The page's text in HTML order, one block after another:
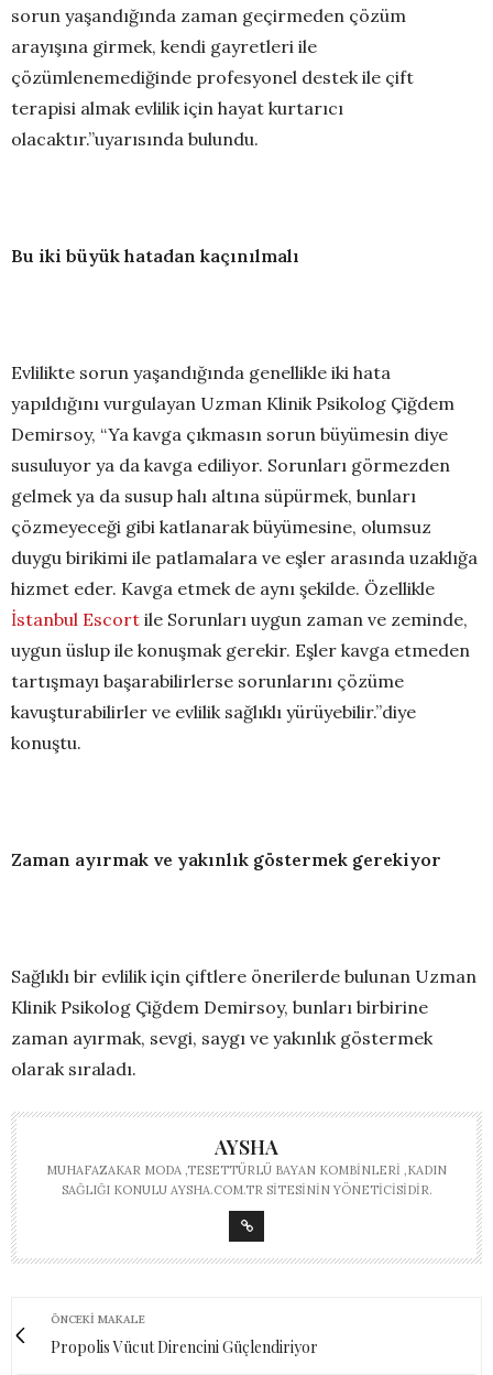
sorun yaşandığında zaman geçirmeden çözüm
arayışına girmek, kendi gayretleri ile
çözümlenemediğinde profesyonel destek ile çift
terapisi almak evlilik için hayat kurtarıcı
olacaktır.”uyarısında bulundu.
Bu iki büyük hatadan kaçınılmalı
Evlilikte sorun yaşandığında genellikle iki hata
yapıldığını vurgulayan Uzman Klinik Psikolog Çiğdem
Demirsoy, “Ya kavga çıkmasın sorun büyümesin diye
susuluyor ya da kavga ediliyor. Sorunları görmezden
gelmek ya da susup halı altına süpürmek, bunları
çözmeyeceği gibi katlanarak büyümesine, olumsuz
duygu birikimi ile patlamalara ve eşler arasında uzaklığa
hizmet eder. Kavga etmek de aynı şekilde. Özellikle
İstanbul Escort ile Sorunları uygun zaman ve zeminde,
uygun üslup ile konuşmak gerekir. Eşler kavga etmeden
tartışmayı başarabilirlerse sorunlarını çözüme
kavuşturabilirler ve evlilik sağlıklı yürüyebilir.”diye
konuştu.
Zaman ayırmak ve yakınlık göstermek gerekiyor
Sağlıklı bir evlilik için çiftlere önerilerde bulunan Uzman
Klinik Psikolog Çiğdem Demirsoy, bunları birbirine
zaman ayırmak, sevgi, saygı ve yakınlık göstermek
olarak sıraladı.
AYSHA
MUHAFAZAKAR MODA ,TESETTÜRLÜ BAYAN KOMBINLERI ,KADIN
SAĞLIĞI KONULU AYSHA.COM.TR SITESININ YÖNETICISIDIR.
ÖNCEKI MAKALE
Propolis Vücut Direncini Güçlendiriyor